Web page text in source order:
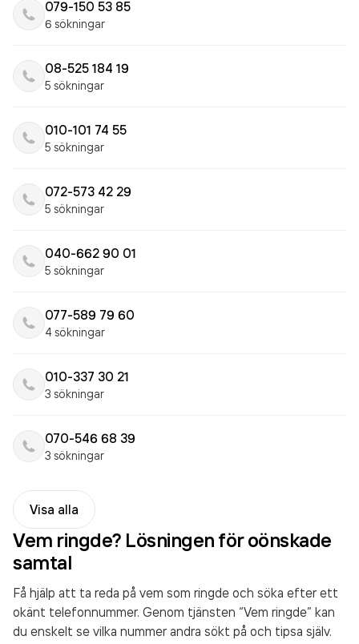
079-150 53 85
6 sökningar
08-525 184 19
5 sökningar
010-101 74 55
5 sökningar
072-573 42 29
5 sökningar
040-662 90 01
5 sökningar
077-589 79 60
4 sökningar
010-337 30 21
3 sökningar
070-546 68 39
3 sökningar
Visa alla
Vem ringde? Lösningen för oönskade
samtal
Få hjälp att ta reda på vem som ringde och söka efter ett
okänt telefonnummer. Genom tjänsten “Vem ringde” kan
du enskelt se vilka nummer andra sökt på och tipsa själv.